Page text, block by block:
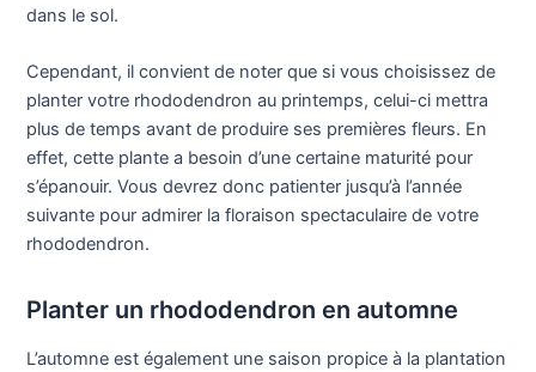
dans le sol.
Cependant, il convient de noter que si vous choisissez de
planter votre rhododendron au printemps, celui-ci mettra
plus de temps avant de produire ses premières fleurs. En
effet, cette plante a besoin d’une certaine maturité pour
s’épanouir. Vous devrez donc patienter jusqu’à l’année
suivante pour admirer la floraison spectaculaire de votre
rhododendron.
Planter un rhododendron en automne
L’automne est également une saison propice à la plantation